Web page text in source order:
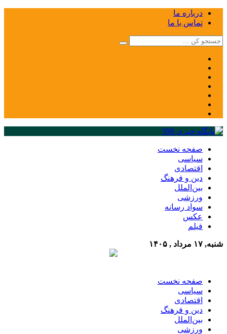
درباره ما
تماس با ما
صفحه نخست
سیاسی
اقتصادی
دین و فرهنگ
بین‌الملل
ورزشی
سواد رسانه
عکس
فیلم
شنبه, ۱۷ مرداد , ۱۴۰۵
صفحه نخست
سیاسی
اقتصادی
دین و فرهنگ
بین‌الملل
ورزشی